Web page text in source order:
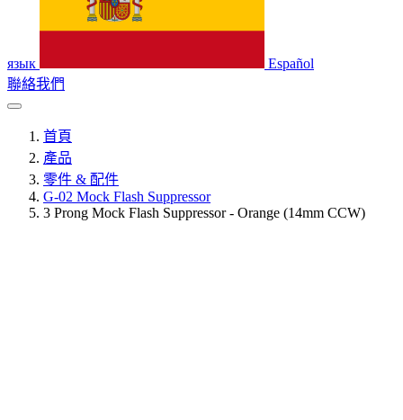
язык
Español
聯絡我們
首頁
產品
零件 & 配件
G-02 Mock Flash Suppressor
3 Prong Mock Flash Suppressor - Orange (14mm CCW)